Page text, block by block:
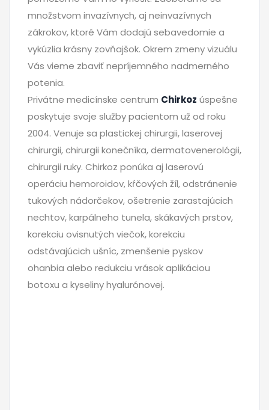
množstvom invazívnych, aj neinvazívnych
zákrokov, ktoré Vám dodajú sebavedomie a
vykúzlia krásny zovňajšok. Okrem zmeny vizuálu
Vás vieme zbaviť nepríjemného nadmerného
potenia.
Privátne medicínske centrum Chirkoz úspešne
poskytuje svoje služby pacientom už od roku
2004. Venuje sa plastickej chirurgii, laserovej
chirurgii, chirurgii konečníka, dermatovenerológii,
chirurgii ruky. Chirkoz ponúka aj laserovú
operáciu hemoroidov, kŕčových žíl, odstránenie
tukových nádorčekov, ošetrenie zarastajúcich
nechtov, karpálneho tunela, skákavých prstov,
korekciu ovisnutých viečok, korekciu
odstávajúcich ušníc, zmenšenie pyskov
ohanbia alebo redukciu vrások aplikáciou
botoxu a kyseliny hyalurónovej.